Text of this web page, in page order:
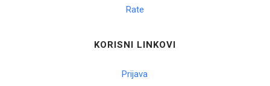
Rate
KORISNI LINKOVI
Prijava